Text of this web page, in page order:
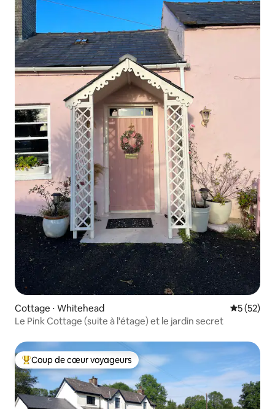
Cottage ⋅ Whitehead
5 (52)
Le Pink Cottage (suite à l'étage) et le jardin secret
Coups de cœur voyageurs les plus appréciés
Coup de cœur voyageurs